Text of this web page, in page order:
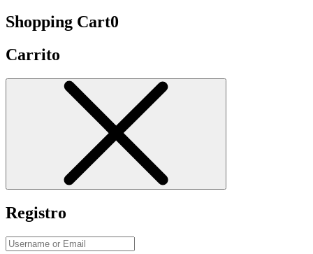
Shopping Cart0
Carrito
Registro